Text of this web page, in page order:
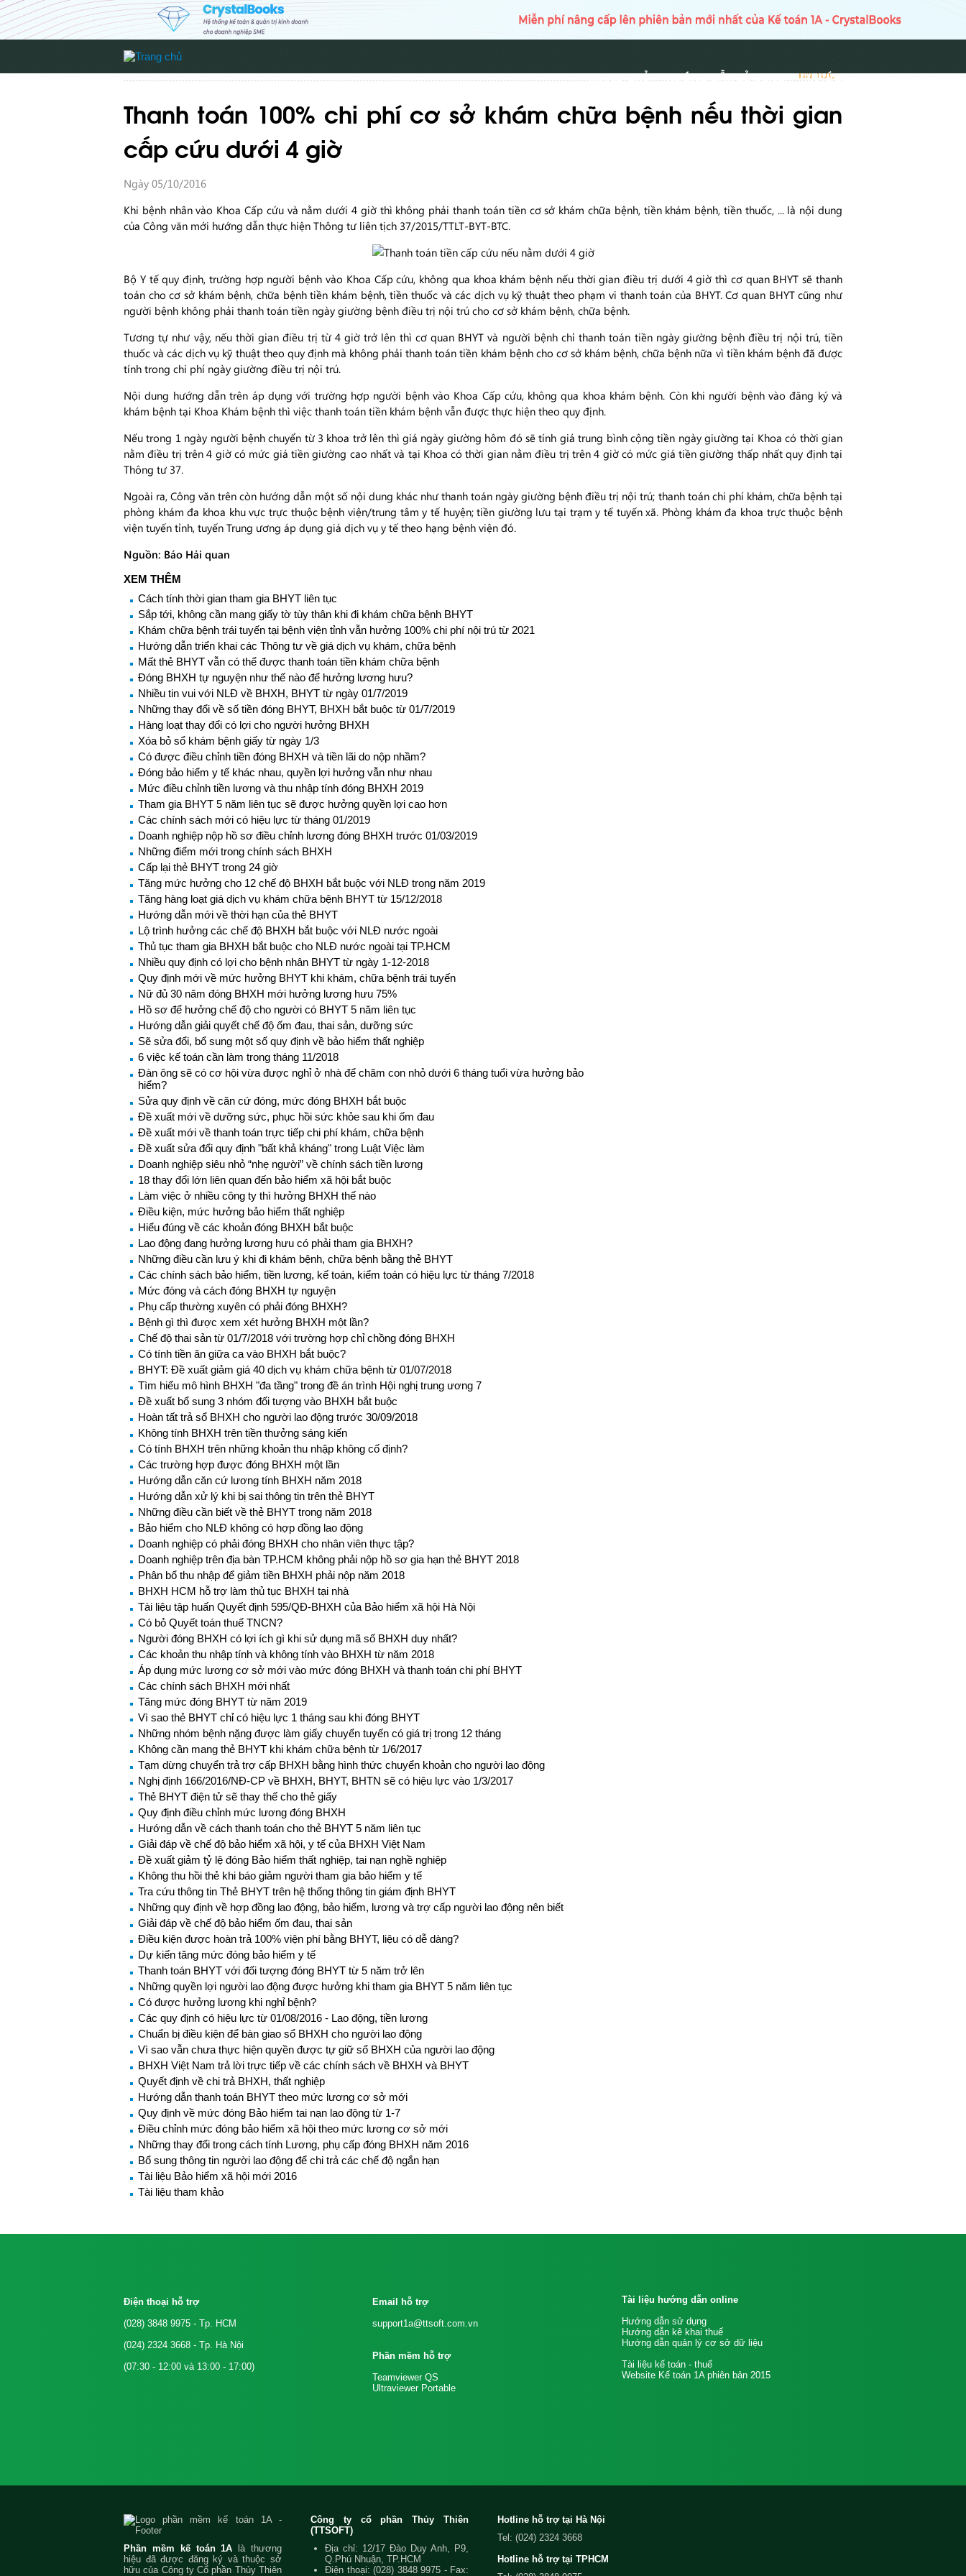
TRANG CHỦ HƯỚNG DẪN SỬ DỤNG TIN TỨC
TIN TỨC
Thanh toán 100% chi phí cơ sở khám chữa bệnh nếu thời gian
cấp cứu dưới 4 giờ
Ngày 05/10/2016
Khi bệnh nhân vào Khoa Cấp cứu và nằm dưới 4 giờ thì không phải thanh toán tiền cơ sở khám chữa bệnh, tiền khám bệnh, tiền thuốc, ... là nội dung
của Công văn mới hướng dẫn thực hiện Thông tư liên tịch 37/2015/TTLT-BYT-BTC.
Bộ Y tế quy định, trường hợp người bệnh vào Khoa Cấp cứu, không qua khoa khám bệnh nếu thời gian điều trị dưới 4 giờ thì cơ quan BHYT sẽ thanh
toán cho cơ sở khám bệnh, chữa bệnh tiền khám bệnh, tiền thuốc và các dịch vụ kỹ thuật theo phạm vi thanh toán của BHYT. Cơ quan BHYT cũng như
người bệnh không phải thanh toán tiền ngày giường bệnh điều trị nội trú cho cơ sở khám bệnh, chữa bệnh.
Tương tự như vậy, nếu thời gian điều trị từ 4 giờ trở lên thì cơ quan BHYT và người bệnh chỉ thanh toán tiền ngày giường bệnh điều trị nội trú, tiền
thuốc và các dịch vụ kỹ thuật theo quy định mà không phải thanh toán tiền khám bệnh cho cơ sở khám bệnh, chữa bệnh nữa vì tiền khám bệnh đã được
tính trong chi phí ngày giường điều trị nội trú.
Nội dung hướng dẫn trên áp dụng với trường hợp người bệnh vào Khoa Cấp cứu, không qua khoa khám bệnh. Còn khi người bệnh vào đăng ký và
khám bệnh tại Khoa Khám bệnh thì việc thanh toán tiền khám bệnh vẫn được thực hiện theo quy định.
Nếu trong 1 ngày người bệnh chuyển từ 3 khoa trở lên thì giá ngày giường hôm đó sẽ tính giá trung bình cộng tiền ngày giường tại Khoa có thời gian
nằm điều trị trên 4 giờ có mức giá tiền giường cao nhất và tại Khoa có thời gian nằm điều trị trên 4 giờ có mức giá tiền giường thấp nhất quy định tại
Thông tư 37.
Ngoài ra, Công văn trên còn hướng dẫn một số nội dung khác như thanh toán ngày giường bệnh điều trị nội trú; thanh toán chi phí khám, chữa bệnh tại
phòng khám đa khoa khu vực trực thuộc bệnh viện/trung tâm y tế huyện; tiền giường lưu tại trạm y tế tuyến xã. Phòng khám đa khoa trực thuộc bệnh
viện tuyến tỉnh, tuyến Trung ương áp dụng giá dịch vụ y tế theo hạng bệnh viện đó.
Nguồn: Báo Hải quan
XEM THÊM
Cách tính thời gian tham gia BHYT liên tục
Sắp tới, không cần mang giấy tờ tùy thân khi đi khám chữa bệnh BHYT
Khám chữa bệnh trái tuyến tại bệnh viện tỉnh vẫn hưởng 100% chi phí nội trú từ 2021
Hướng dẫn triển khai các Thông tư về giá dịch vụ khám, chữa bệnh
Mất thẻ BHYT vẫn có thể được thanh toán tiền khám chữa bệnh
Đóng BHXH tự nguyện như thế nào để hưởng lương hưu?
Nhiều tin vui với NLĐ về BHXH, BHYT từ ngày 01/7/2019
Những thay đổi về số tiền đóng BHYT, BHXH bắt buộc từ 01/7/2019
Hàng loạt thay đổi có lợi cho người hưởng BHXH
Xóa bỏ sổ khám bệnh giấy từ ngày 1/3
Có được điều chỉnh tiền đóng BHXH và tiền lãi do nộp nhầm?
Đóng bảo hiểm y tế khác nhau, quyền lợi hưởng vẫn như nhau
Mức điều chỉnh tiền lương và thu nhập tính đóng BHXH 2019
Tham gia BHYT 5 năm liên tục sẽ được hưởng quyền lợi cao hơn
Các chính sách mới có hiệu lực từ tháng 01/2019
Doanh nghiệp nộp hồ sơ điều chỉnh lương đóng BHXH trước 01/03/2019
Những điểm mới trong chính sách BHXH
Cấp lại thẻ BHYT trong 24 giờ
Tăng mức hưởng cho 12 chế độ BHXH bắt buộc với NLĐ trong năm 2019
Tăng hàng loạt giá dịch vụ khám chữa bệnh BHYT từ 15/12/2018
Hướng dẫn mới về thời hạn của thẻ BHYT
Lộ trình hưởng các chế độ BHXH bắt buộc với NLĐ nước ngoài
Thủ tục tham gia BHXH bắt buộc cho NLĐ nước ngoài tại TP.HCM
Nhiều quy định có lợi cho bệnh nhân BHYT từ ngày 1-12-2018
Quy định mới về mức hưởng BHYT khi khám, chữa bệnh trái tuyến
Nữ đủ 30 năm đóng BHXH mới hưởng lương hưu 75%
Hồ sơ để hưởng chế độ cho người có BHYT 5 năm liên tục
Hướng dẫn giải quyết chế độ ốm đau, thai sản, dưỡng sức
Sẽ sửa đổi, bổ sung một số quy định về bảo hiểm thất nghiệp
6 việc kế toán cần làm trong tháng 11/2018
Đàn ông sẽ có cơ hội vừa được nghỉ ở nhà để chăm con nhỏ dưới 6 tháng tuổi vừa hưởng bảo
hiểm?
Sửa quy định về căn cứ đóng, mức đóng BHXH bắt buộc
Đề xuất mới về dưỡng sức, phục hồi sức khỏe sau khi ốm đau
Đề xuất mới về thanh toán trực tiếp chi phí khám, chữa bệnh
Đề xuất sửa đổi quy định "bất khả kháng" trong Luật Việc làm
Doanh nghiệp siêu nhỏ “nhẹ người” về chính sách tiền lương
18 thay đổi lớn liên quan đến bảo hiểm xã hội bắt buộc
Làm việc ở nhiều công ty thì hưởng BHXH thế nào
Điều kiện, mức hưởng bảo hiểm thất nghiệp
Hiểu đúng về các khoản đóng BHXH bắt buộc
Lao động đang hưởng lương hưu có phải tham gia BHXH?
Những điều cần lưu ý khi đi khám bệnh, chữa bệnh bằng thẻ BHYT
Các chính sách bảo hiểm, tiền lương, kế toán, kiểm toán có hiệu lực từ tháng 7/2018
Mức đóng và cách đóng BHXH tự nguyện
Phụ cấp thường xuyên có phải đóng BHXH?
Bệnh gì thì được xem xét hưởng BHXH một lần?
Chế độ thai sản từ 01/7/2018 với trường hợp chỉ chồng đóng BHXH
Có tính tiền ăn giữa ca vào BHXH bắt buộc?
BHYT: Đề xuất giảm giá 40 dịch vụ khám chữa bệnh từ 01/07/2018
Tìm hiểu mô hình BHXH "đa tầng" trong đề án trình Hội nghị trung ương 7
Đề xuất bổ sung 3 nhóm đối tượng vào BHXH bắt buộc
Hoàn tất trả sổ BHXH cho người lao động trước 30/09/2018
Không tính BHXH trên tiền thưởng sáng kiến
Có tính BHXH trên những khoản thu nhập không cố định?
Các trường hợp được đóng BHXH một lần
Hướng dẫn căn cứ lương tính BHXH năm 2018
Hướng dẫn xử lý khi bị sai thông tin trên thẻ BHYT
Những điều cần biết về thẻ BHYT trong năm 2018
Bảo hiểm cho NLĐ không có hợp đồng lao động
Doanh nghiệp có phải đóng BHXH cho nhân viên thực tập?
Doanh nghiệp trên địa bàn TP.HCM không phải nộp hồ sơ gia hạn thẻ BHYT 2018
Phân bổ thu nhập để giảm tiền BHXH phải nộp năm 2018
BHXH HCM hỗ trợ làm thủ tục BHXH tại nhà
Tài liệu tập huấn Quyết định 595/QĐ-BHXH của Bảo hiểm xã hội Hà Nội
Có bỏ Quyết toán thuế TNCN?
Người đóng BHXH có lợi ích gì khi sử dụng mã số BHXH duy nhất?
Các khoản thu nhập tính và không tính vào BHXH từ năm 2018
Áp dụng mức lương cơ sở mới vào mức đóng BHXH và thanh toán chi phí BHYT
Các chính sách BHXH mới nhất
Tăng mức đóng BHYT từ năm 2019
Vì sao thẻ BHYT chỉ có hiệu lực 1 tháng sau khi đóng BHYT
Những nhóm bệnh nặng được làm giấy chuyển tuyến có giá trị trong 12 tháng
Không cần mang thẻ BHYT khi khám chữa bệnh từ 1/6/2017
Tạm dừng chuyển trả trợ cấp BHXH bằng hình thức chuyển khoản cho người lao động
Nghị định 166/2016/NĐ-CP về BHXH, BHYT, BHTN sẽ có hiệu lực vào 1/3/2017
Thẻ BHYT điện tử sẽ thay thế cho thẻ giấy
Quy định điều chỉnh mức lương đóng BHXH
Hướng dẫn về cách thanh toán cho thẻ BHYT 5 năm liên tục
Giải đáp về chế độ bảo hiểm xã hội, y tế của BHXH Việt Nam
Đề xuất giảm tỷ lệ đóng Bảo hiểm thất nghiệp, tai nạn nghề nghiệp
Không thu hồi thẻ khi báo giảm người tham gia bảo hiểm y tế
Tra cứu thông tin Thẻ BHYT trên hệ thống thông tin giám định BHYT
Những quy định về hợp đồng lao động, bảo hiểm, lương và trợ cấp người lao động nên biết
Giải đáp về chế độ bảo hiểm ốm đau, thai sản
Điều kiện được hoàn trả 100% viện phí bằng BHYT, liệu có dễ dàng?
Dự kiến tăng mức đóng bảo hiểm y tế
Thanh toán BHYT với đối tượng đóng BHYT từ 5 năm trở lên
Những quyền lợi người lao động được hưởng khi tham gia BHYT 5 năm liên tục
Có được hưởng lương khi nghỉ bệnh?
Các quy định có hiệu lực từ 01/08/2016 - Lao động, tiền lương
Chuẩn bị điều kiện để bàn giao sổ BHXH cho người lao động
Vì sao vẫn chưa thực hiện quyền được tự giữ sổ BHXH của người lao động
BHXH Việt Nam trả lời trực tiếp về các chính sách về BHXH và BHYT
Quyết định về chi trả BHXH, thất nghiệp
Hướng dẫn thanh toán BHYT theo mức lương cơ sở mới
Quy định về mức đóng Bảo hiểm tai nạn lao động từ 1-7
Điều chỉnh mức đóng bảo hiểm xã hội theo mức lương cơ sở mới
Những thay đổi trong cách tính Lương, phụ cấp đóng BHXH năm 2016
Bổ sung thông tin người lao động để chi trả các chế độ ngắn hạn
Tài liệu Bảo hiểm xã hội mới 2016
Tài liệu tham khảo
Điện thoại hỗ trợ
(028) 3848 9975 - Tp. HCM
(024) 2324 3668 - Tp. Hà Nội
(07:30 - 12:00 và 13:00 - 17:00)
Email hỗ trợ
support1a@ttsoft.com.vn
Phần mềm hỗ trợ
Teamviewer QS
Ultraviewer Portable
Tài liệu hướng dẫn online
Hướng dẫn sử dụng
Hướng dẫn kê khai thuế
Hướng dẫn quản lý cơ sở dữ liệu
Tài liệu kế toán - thuế
Website Kế toán 1A phiên bản 2015
Phần mềm kế toán 1A là thương
hiệu đã được đăng ký và thuộc sở
hữu của Công ty Cổ phần Thủy Thiên
Công ty cổ phần Thủy Thiên
(TTSOFT)
Địa chỉ: 12/17 Đào Duy Anh, P9,
Q.Phú Nhuận, TP.HCM
Điện thoại: (028) 3848 9975 - Fax:
Hotline hỗ trợ tại Hà Nội
Tel: (024) 2324 3668
Hotline hỗ trợ tại TPHCM